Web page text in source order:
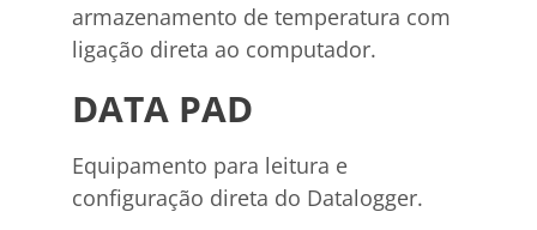
armazenamento de temperatura com
ligação direta ao computador.
DATA PAD
Equipamento para leitura e
configuração direta do Datalogger.